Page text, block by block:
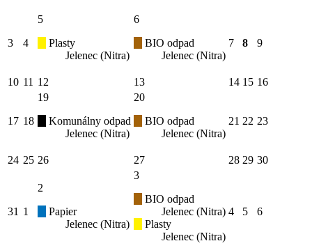
3 4
5
Plasty
Jelenec (Nitra)
6
BIO odpad
Jelenec (Nitra)
7 8 9
10 11 12 13 14 15 16
17 18
19
Komunálny odpad
Jelenec (Nitra)
20
BIO odpad
Jelenec (Nitra)
21 22 23
24 25 26 27 28 29 30
31 1
2
Papier
Jelenec (Nitra)
3
BIO odpad
Jelenec (Nitra)
Plasty
Jelenec (Nitra)
4 5 6